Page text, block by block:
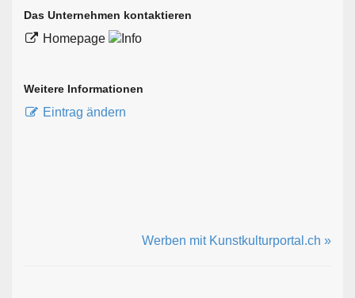
Das Unternehmen kontaktieren
Homepage
Weitere Informationen
Eintrag ändern
Werben mit Kunstkulturportal.ch »